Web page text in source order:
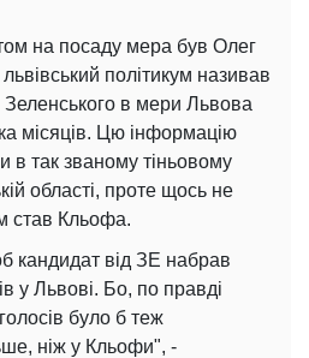
на посаду мера був Олег
політикум називав
Зеленського в мери Львова
місяців. Цю інформацію
в так званому тіньовому
області, проте щось не
став Кльофа.
кандидат від ЗЕ набрав
у Львові. Бо, по правді
було б теж
ніж у Кльофи", -